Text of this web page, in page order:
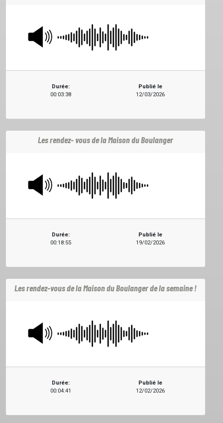
PODCASTS
PROJETS
LOCATION STUDIO
CONTACT
Durée:
00:03:38
Publié le
12/03/2026
Les rendez- vous de la Maison du Boulanger
Durée:
00:18:55
Publié le
19/02/2026
Les rendez-vous de la Maison du Boulanger de la semaine !
Durée:
00:04:41
Publié le
12/02/2026